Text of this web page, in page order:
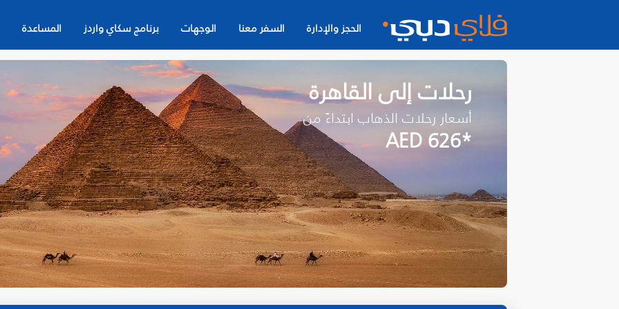
الحجز والإدارة السفر معنا الوجهات برنامج سكاي واردز المساعدة
رحلات إلى القاهرة
أسعار رحلات الذهاب ابتداءً من
*AED 626